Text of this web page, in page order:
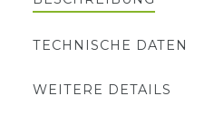
TECHNISCHE DATEN
WEITERE DETAILS